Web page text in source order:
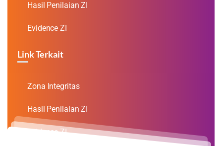
Hasil Penilaian ZI
Evidence ZI
Link Terkait
Zona Integritas
Hasil Penilaian ZI
Evidence ZI